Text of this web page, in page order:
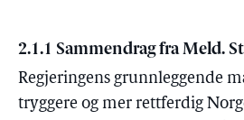
2.1.1 Sammendrag fra Meld.
Regjeringens grunnleggende
tryggere og mer rettferdig